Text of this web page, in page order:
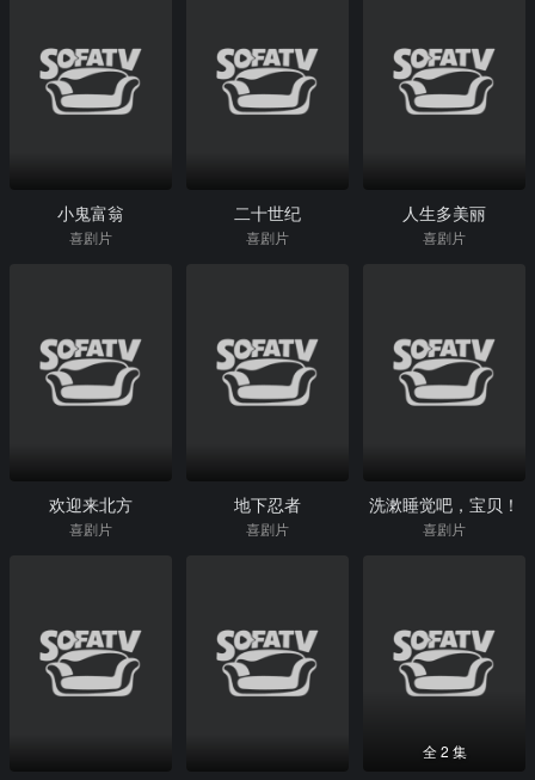
小鬼富翁
喜剧片
二十世纪
喜剧片
人生多美丽
喜剧片
欢迎来北方
喜剧片
地下忍者
喜剧片
洗漱睡觉吧，宝贝！
喜剧片
全 2 集